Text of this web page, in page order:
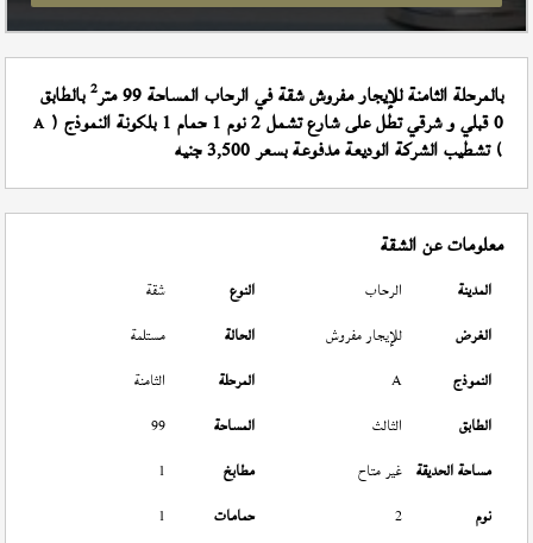
بالمرحلة الثامنة للإيجار مفروش شقة في الرحاب المساحة 99 متر 2بالطابق
0 قبلي و شرقي تطل على شارع تشمل 2 نوم 1 حمام 1 بلكونة النموذج ( A
) تشطيب الشركة الوديعة مدفوعة بسعر 3,500 جنيه
معلومات عن الشقة
المدينة الرحاب النوع
شقة
الغرض
للإيجار مفروش الحالة
مستلمة
النموذج
A المرحلة
الثامنة
الطابق
الثالث المساحة
99
مساحة الحديقة غير متاح مطابخ
1
نوم
2 حمامات
1